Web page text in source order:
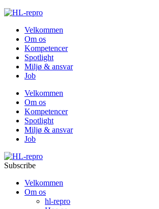
Velkommen
Om os
Kompetencer
Spotlight
Miljø & ansvar
Job
Velkommen
Om os
Kompetencer
Spotlight
Miljø & ansvar
Job
Subscribe
Velkommen
Om os
hl-repro